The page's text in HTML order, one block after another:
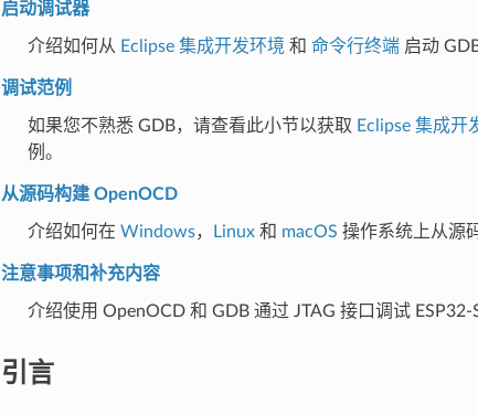
启动调试器
介绍如何从 Eclipse 集成开发环境 和 命令行终端启动
调试范例
如果您不熟悉 GDB，请查看此小节以获取 Eclipse 集成开
例。
从源码构建 OpenOCD
介绍如何在 Windows， Linux和 macOS 操作系统上从源
注意事项和补充内容
介绍使用 OpenOCD 和 GDB 通过 JTAG 接口调试 ESP32-
引言